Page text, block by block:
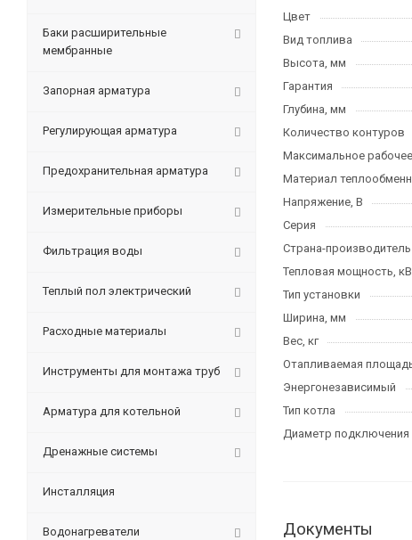
Цвет
Вид топлива
Высота, мм
Гарантия
Глубина, мм
Количество контуров
Максимальное
Материал
Напряжение, В
Серия
Страна-производитель
Тепловая мощность,
Тип установки
Ширина, мм
Вес, кг
Отапливаемая
Энергонезависимый
Тип котла
Диаметр подключения
Документы
Баки расширительные
мембранные
Запорная арматура
Регулирующая арматура
Предохранительная арматура
Измерительные приборы
Фильтрация воды
Теплый пол электрический
Расходные материалы
Инструменты для монтажа труб
Арматура для котельной
Дренажные системы
Инсталляция
Водонагреватели